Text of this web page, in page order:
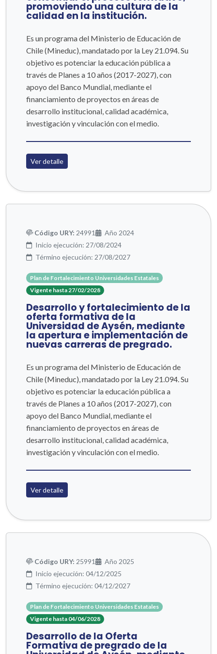
promoviendo una cultura de la
calidad en la institución.
Es un programa del Ministerio de Educación de
Chile (Mineduc), mandatado por la Ley 21.094. Su
objetivo es potenciar la educación pública a
través de Planes a 10 años (2017-2027), con
apoyo del Banco Mundial, mediante el
financiamiento de proyectos en áreas de
desarrollo institucional, calidad académica,
investigación y vinculación con el medio.
Ver detalle
Código URY: 24991
Año 2024
Inicio ejecución: 27/08/2024
Término ejecución: 27/08/2027
Plan de Fortalecimiento Universidades Estatales
Vigente hasta 27/02/2028
Desarrollo y fortalecimiento de la
oferta formativa de la
Universidad de Aysén, mediante
la apertura e implementación de
nuevas carreras de pregrado.
Es un programa del Ministerio de Educación de
Chile (Mineduc), mandatado por la Ley 21.094. Su
objetivo es potenciar la educación pública a
través de Planes a 10 años (2017-2027), con
apoyo del Banco Mundial, mediante el
financiamiento de proyectos en áreas de
desarrollo institucional, calidad académica,
investigación y vinculación con el medio.
Ver detalle
Código URY: 25991
Año 2025
Inicio ejecución: 04/12/2025
Término ejecución: 04/12/2027
Plan de Fortalecimiento Universidades Estatales
Vigente hasta 04/06/2028
Desarrollo de la Oferta
Formativa de pregrado de la